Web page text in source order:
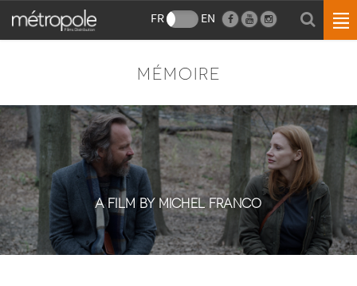
FR EN
MÉMOIRE
A FILM BY MICHEL FRANCO